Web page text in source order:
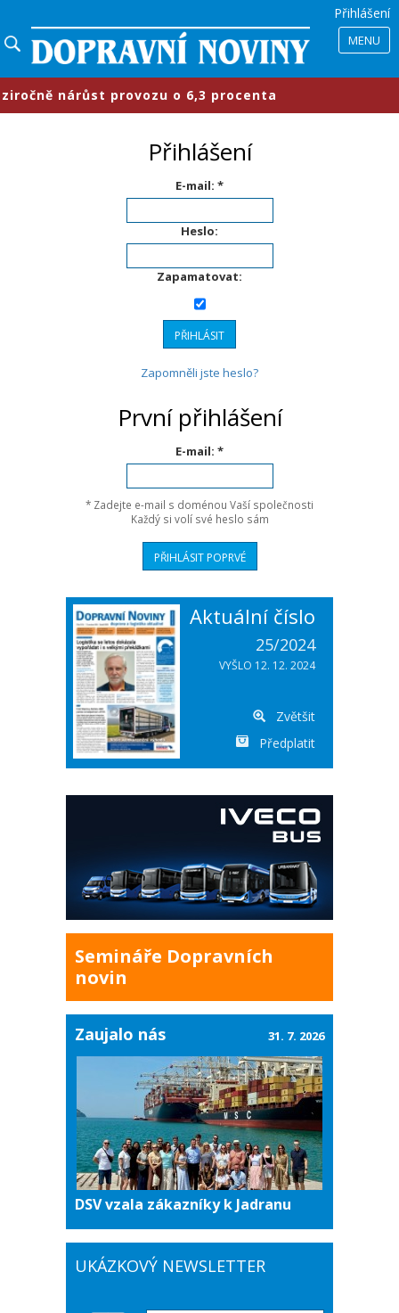
Přihlášení
MENU
nárůst provozu o 6,3 procenta
Přihlášení
E-mail: *
Heslo:
Zapamatovat:
Zapomněli jste heslo?
První přihlášení
E-mail: *
* Zadejte e-mail s doménou Vaší společnosti
Každý si volí své heslo sám
Aktuální číslo
25/2024
VYŠLO 12. 12. 2024
Zvětšit
Předplatit
Semináře Dopravních
novin
Zaujalo nás
DSV vzala zákazníky k Jadranu
31. 7. 2026
UKÁZKOVÝ NEWSLETTER